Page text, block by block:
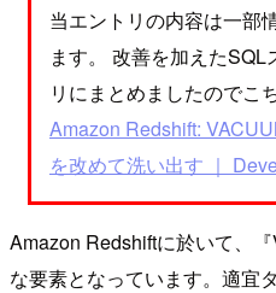
当エントリの内容は一部
ます。 改善を加えたSQL
リにまとめましたのでこ
Amazon Redshift:
を改めて洗い出す ｜
Amazon Redshiftに於いて、
な要素となっています。適宜